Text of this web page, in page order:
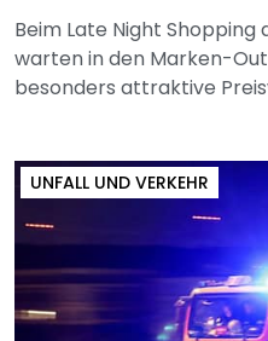
Beim Late Night Shopping
warten in den Marken-
besonders attraktive
UNFALL UND VERKEHR